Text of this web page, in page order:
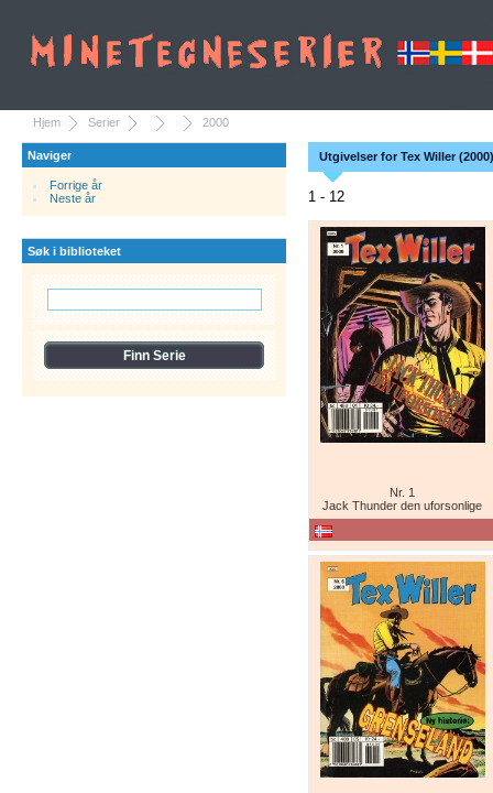
Hjem Serier 2000
Naviger
Forrige år
Neste år
Søk i biblioteket
Utgivelser for Tex Willer (2000)
1 - 12
Nr. 1
Jack Thunder den uforsonlige